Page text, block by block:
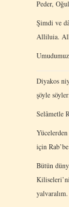
Peder,
Şimdi ve
Alliluia.
Diyakos
şöyle
Selâmetle
için
Bütün
yalvaralım.